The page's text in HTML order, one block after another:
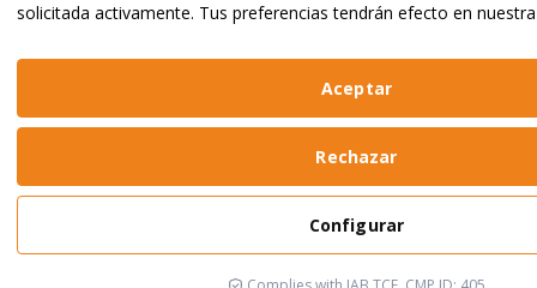
solicitada activamente. Tus preferencias tendrán efecto en
Configurar
Rechazar
Aceptar